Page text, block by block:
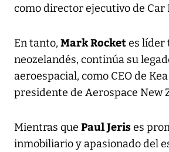
como director ejecutivo de Car
En tanto, Mark Rocketes líder
neozelandés, continúa su
aeroespacial, como CEO de
presidente de Aerospace New
Mientras que Paul Jerises
inmobiliario y apasionado del